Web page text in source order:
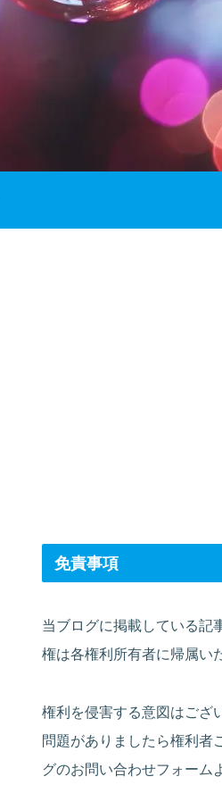
免責事項
当ブログに掲載している記
権は各権利所有者に帰属い
権利を侵害する意図はござ
問題がありましたら権利者
グのお問い合わせフォーム